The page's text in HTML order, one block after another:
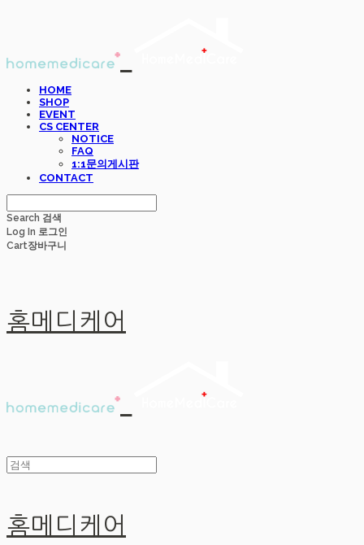
HOME
SHOP
EVENT
CS CENTER
NOTICE
FAQ
1:1문의게시판
CONTACT
Search 검색
Log In 로그인
Cart장바구니
홈메디케어
홈메디케어